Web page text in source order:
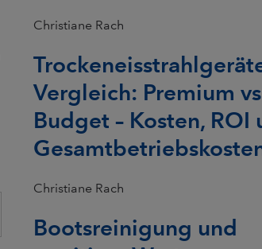
Christiane Rach
Vergleich: Premium
Budget – Kosten, ROI
Christiane Rach
Bootsreinigung und